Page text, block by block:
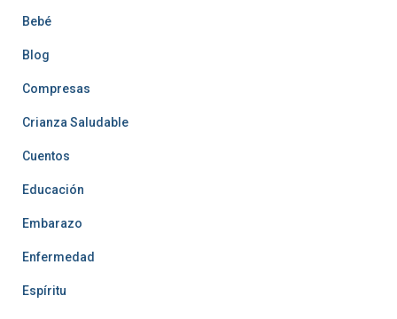
Bebé
Blog
Compresas
Crianza Saludable
Cuentos
Educación
Embarazo
Enfermedad
Espíritu